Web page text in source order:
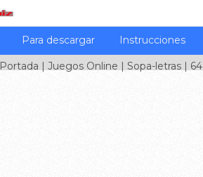
Para descargar Instrucciones
Portada | Juegos Online | Sopa-letras | 64